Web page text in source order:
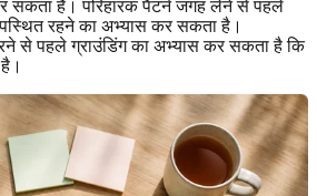
सकता है। परिहारक पैटर्न जगह लेने से पहले
रहने का अभ्यास कर सकता है।
से पहले ग्राउंडिंग का अभ्यास कर सकता है कि